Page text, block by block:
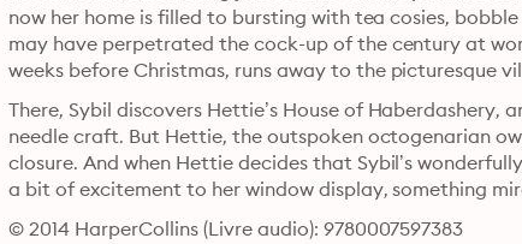
now her home is filled to bursting with tea cosies,
may have perpetrated the cock-up of the century at
weeks before Christmas, runs away to the picturesque
There, Sybil discovers Hettie’s House of
needle craft. But Hettie, the outspoken octogenarian
closure. And when Hettie decides that Sybil’s
a bit of excitement to her window display, something
© 2014 HarperCollins (Livre audio): 9780007597383